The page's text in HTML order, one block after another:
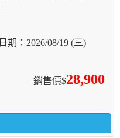
2026/08/19 (三)
銷售價$28,900